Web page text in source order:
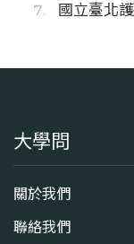
國立臺北
大學問
關於我們
聯絡我們